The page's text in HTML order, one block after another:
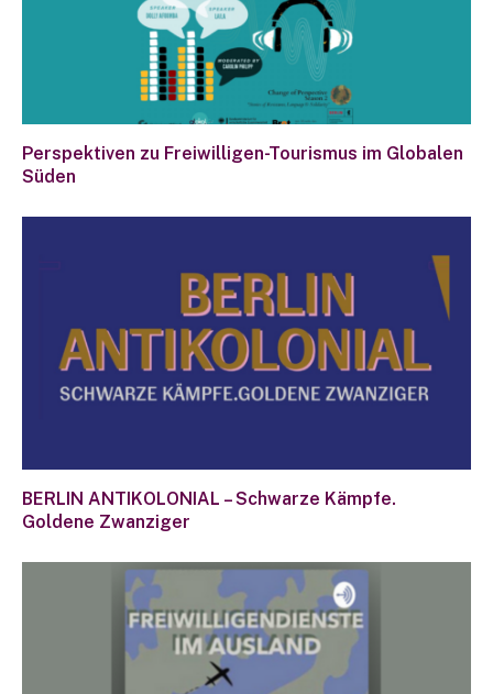
Perspektiven zu Freiwilligen-Tourismus im Globalen
Süden
BERLIN ANTIKOLONIAL – Schwarze Kämpfe.
Goldene Zwanziger